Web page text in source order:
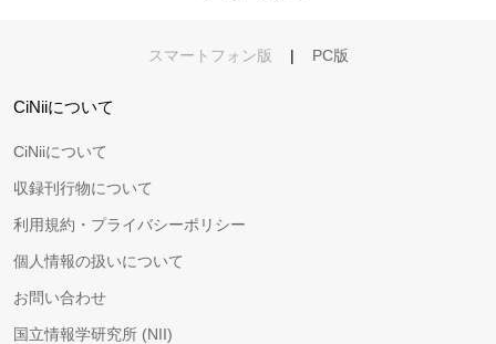
スマートフォン版 | PC版
CiNiiについて
CiNiiについて
収録刊行物について
利用規約・プライバシーポリシー
個人情報の扱いについて
お問い合わせ
国立情報学研究所 (NII)